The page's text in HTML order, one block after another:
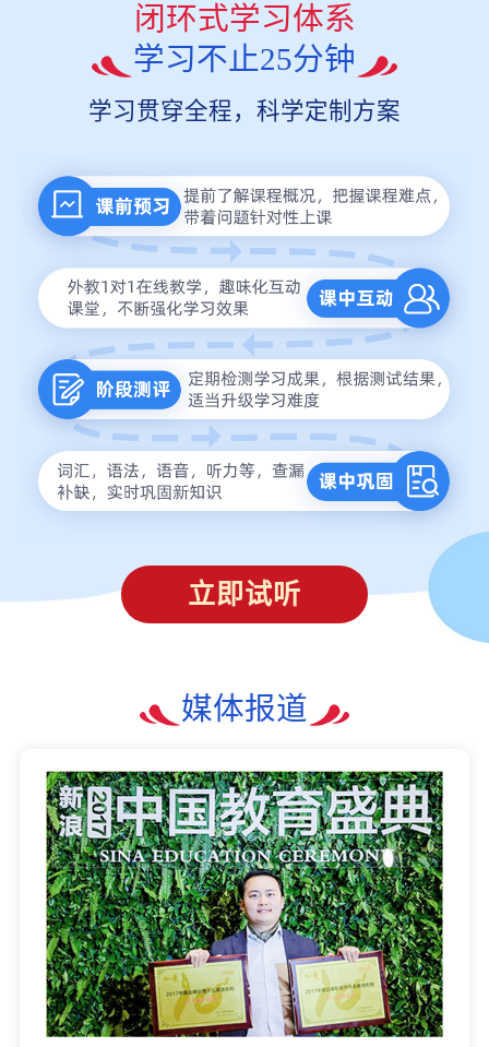
闭环式学习体系
学习不止25分钟
学习贯穿全程，科学定制方案
立即试听
媒体报道